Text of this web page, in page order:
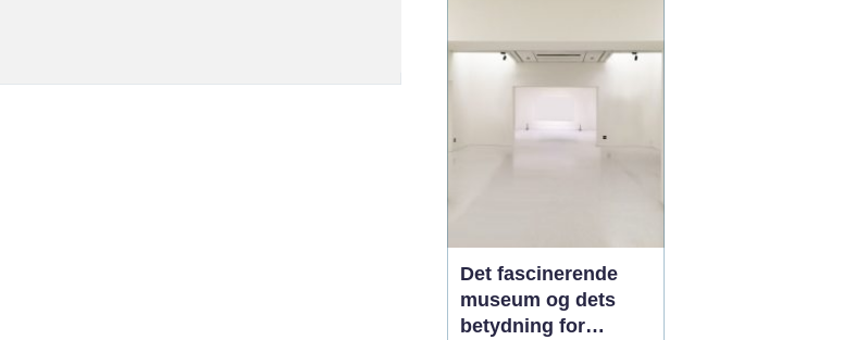
skabe minder og styrke
båndene mellem
Det fascinerende
museum og dets
betydning for